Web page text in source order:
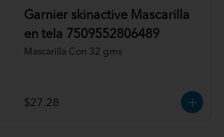
Garnier skinactive Mascarilla
en tela 7509552806489
Mascarilla Con 32 gms
$27.28